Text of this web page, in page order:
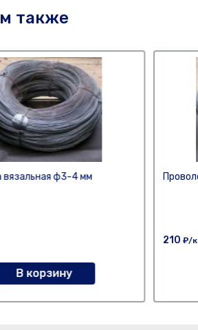
также
вязальная ф3-4 мм
В корзину
210 ₽/